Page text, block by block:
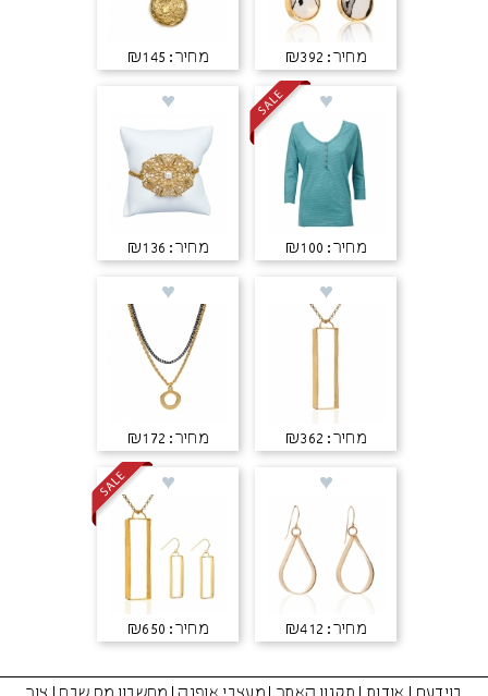
מחיר: ₪392 מחיר: ₪145
מחיר: ₪100 מחיר: ₪136
מחיר: ₪362 מחיר: ₪172
מחיר: ₪412 מחיר: ₪650